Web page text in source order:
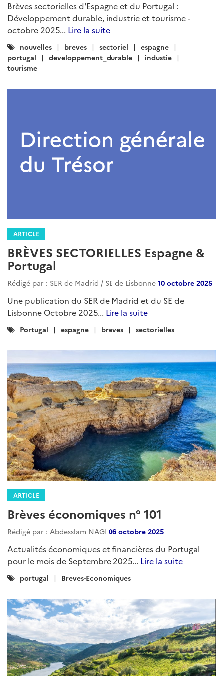
Brèves sectorielles d'Espagne et du Portugal :
Développement durable, industrie et tourisme -
octobre 2025... Lire la suite
Catégories
:
nouvelles breves sectoriel
espagne
portugal
developpement_durable
industie
tourisme
ARTICLE
BRÈVES SECTORIELLES Espagne &
Portugal
Rédigé par : SER de Madrid / SE de Lisbonne 10 octobre 2025
Une publication du SER de Madrid et du SE de
Lisbonne Octobre 2025... Lire la suite
Catégories
Portugal espagne breves sectorielles
ARTICLE
Brèves économiques n° 101
Rédigé par : Abdesslam NAGI 06 octobre 2025
Actualités économiques et financières du Portugal
pour le mois de Septembre 2025... Lire la suite
Catégories
portugal Breves-Economiques